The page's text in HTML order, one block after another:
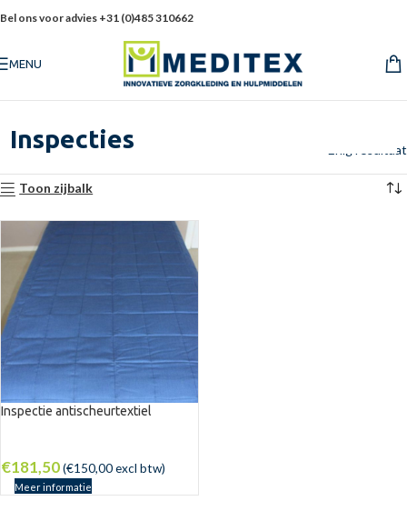
Bel ons voor advies +31 (0)485 310662
MENU
Inspecties Enig resultaat
Toon zijbalk
Inspectie antischeurtextiel
€181,50(€150,00excl btw)
Meer informatie